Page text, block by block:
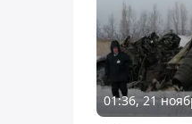
01:36, 21